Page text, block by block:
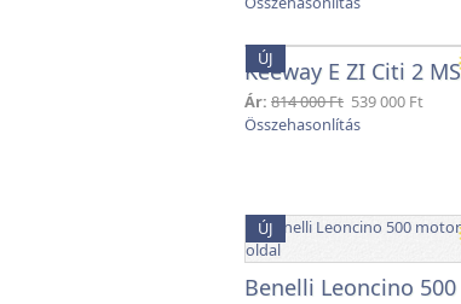
ÚJ
Keeway E ZI Citi 2 MS
Ár: 814 000 Ft 539 000 Ft
ÚJ
Benelli Leoncino 500